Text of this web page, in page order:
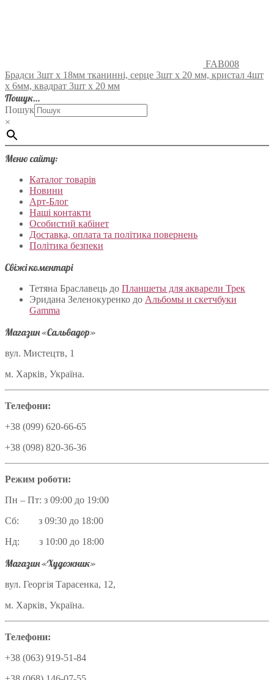
FAB008
Брадси 3шт х 18мм тканинні, серце 3шт х 20 мм, кристал 4шт
х 6мм, квадрат 3шт х 20 мм
Пошук…
Пошук
×
Меню сайту:
Каталог товарів
Новини
Арт-Блог
Наші контакти
Особистий кабінет
Доставка, оплата та політика повернень
Політика безпеки
Свіжі коментарі
Тетяна Браславець до Планшеты для акварели Трек
Эридана Зеленокуренко до Альбомы и скетчбуки
Gamma
Магазин «Сальвадор»
вул. Мистецтв, 1
м. Харків, Україна.
Телефони:
+38 (099) 620-66-65
+38 (098) 820-36-36
Режим роботи:
Пн – Пт: з 09:00 до 19:00
Сб: з 09:30 до 18:00
Нд: з 10:00 до 18:00
Магазин «Художник»
вул. Георгія Тарасенка, 12,
м. Харків, Україна.
Телефони:
+38 (063) 919-51-84